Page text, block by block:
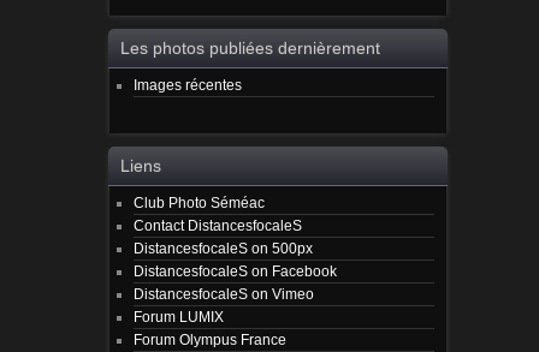
Les photos publiées dernièrement
Images récentes
Liens
Club Photo Séméac
Contact DistancesfocaleS
DistancesfocaleS on 500px
DistancesfocaleS on Facebook
DistancesfocaleS on Vimeo
Forum LUMIX
Forum Olympus France